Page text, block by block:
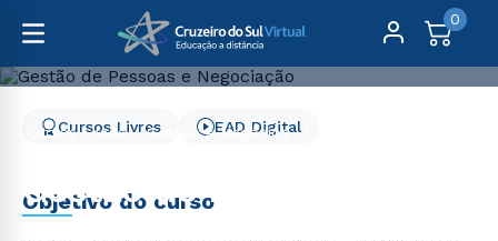
0
Cursos Livres
Gestão e Negócios
Gestão de Pessoas e
Negociação
Cursos Livres EAD Digital
Objetivo do curso